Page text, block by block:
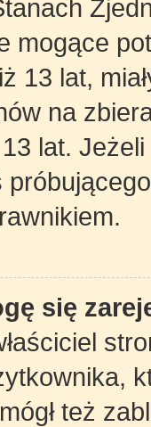
mogące
13 lat,
na
lat.
się
też